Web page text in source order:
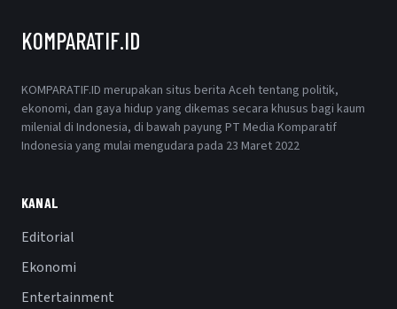
KOMPARATIF.ID
KOMPARATIF.ID merupakan situs berita Aceh tentang politik,
ekonomi, dan gaya hidup yang dikemas secara khusus bagi kaum
milenial di Indonesia, di bawah payung PT Media Komparatif
Indonesia yang mulai mengudara pada 23 Maret 2022
KANAL
Editorial
Ekonomi
Entertainment